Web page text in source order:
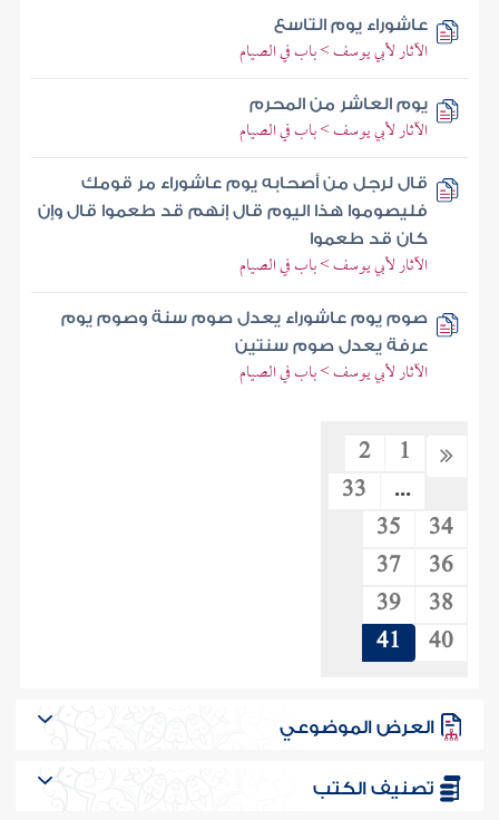
عاشوراء يوم التاسع
الآثار لأبي يوسف > باب في الصيام
يوم العاشر من المحرم
الآثار لأبي يوسف > باب في الصيام
قال لرجل من أصحابه يوم عاشوراء مر قومك
فليصوموا هذا اليوم قال إنهم قد طعموا قال وإن
كان قد طعموا
الآثار لأبي يوسف > باب في الصيام
صوم يوم عاشوراء يعدل صوم سنة وصوم يوم
عرفة يعدل صوم سنتين
الآثار لأبي يوسف > باب في الصيام
1
2
...
33
34
35
36
37
38
39
40
41
العرض الموضوعي
تصنيف الكتب